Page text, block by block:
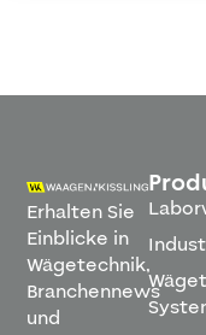
Erhalten Sie
Einblicke in
Wägetechnik,
Branchennews
und